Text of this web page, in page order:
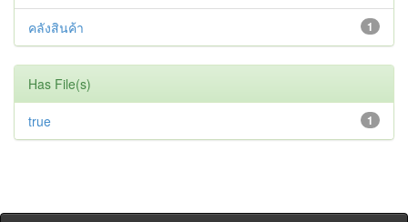
1
คลังสินค้า
Has File(s)
1
true